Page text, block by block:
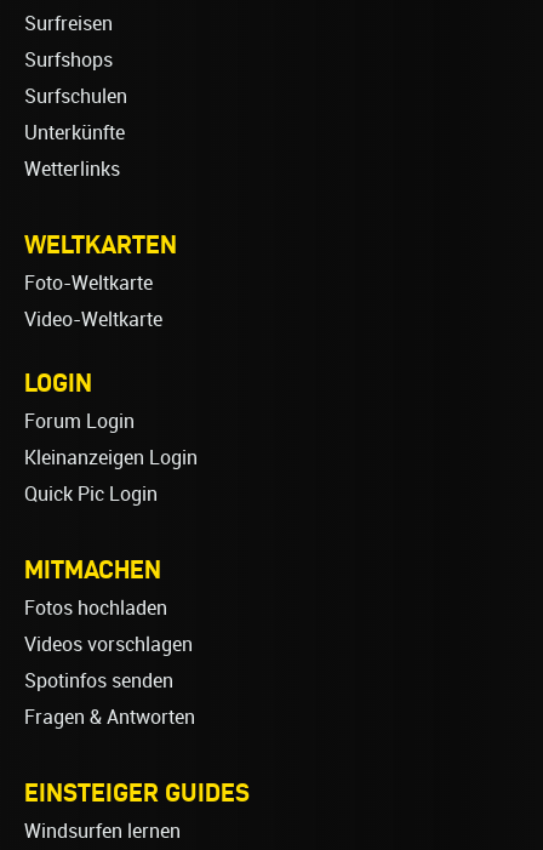
Surfreisen
Surfshops
Surfschulen
Unterkünfte
Wetterlinks
WELTKARTEN
Foto-Weltkarte
Video-Weltkarte
LOGIN
Forum Login
Kleinanzeigen Login
Quick Pic Login
MITMACHEN
Fotos hochladen
Videos vorschlagen
Spotinfos senden
Fragen & Antworten
EINSTEIGER GUIDES
Windsurfen lernen